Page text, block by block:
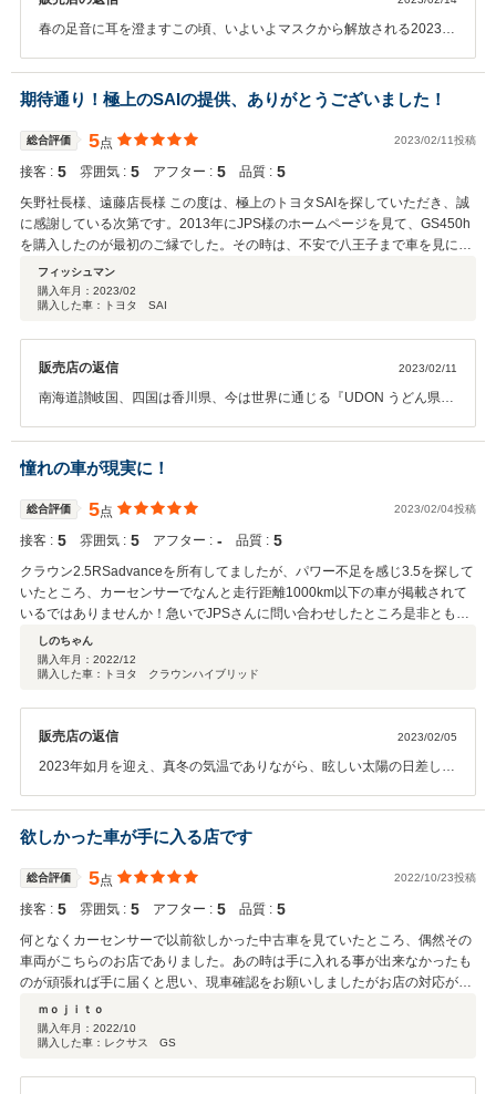
からに大きな自信に代えさせて頂けます。今日より明日へ!! これから
も真面目に真摯にひたむきに頑張って参ります。Dr.A先生、奥様、今
す。そしてA先生と奥様がお揃いになりまして、毎日楽しく快適に、
に×2ありがとうございました。しばしの間ですがこれにて一旦失礼致
します。またのお声掛けをスタッフ一同でお待ちしております。JPS
10日までお店はお休みだと知らずに何度も電話をかけたり、メールで問い合
口一番掲載のＲＸ購入意思があります！現車確認させてください！とお願い
しました。電話に出てくださった事、まさに今思うと遠藤さんとの縁を感じ
ました。結果休み中につながった電話のおかげで商談予約01番をつかみまし
た。正月休み明け改めて電話で最短日で現車確認お願いしました。当日は冷
車しか乗ってこなかったのでカーセンサー第三者車両検査評定：6-AAA（最
高評価認定物）でもやはり中古車だよね？と現車を見るまでは疑ってました
が現車はあれ？新車レベルでした。一通り遠藤さんの説明を聞きながら車を
の周りを1周して妻もこれだったら文句の言いようないね。との事だったの
で即契約お願いしました。納車日当日はプレゼントやサプライズなど心のこ
ン山盛りの現車の新車参考価格を教えてたら驚いていました。RXの実車も
見た事もない妻にも反対されずに購入でき大満足です。次もオートスポット
っていただきありがとうございました。
春の足音に耳を澄ますこの頃、いよいよマスクから解放される2023年
ちは、今心がとっても爽快です。それはひとえに、Y社長様からの光
栄極まるクチコミを拝見したからに他なりません。本当に×2 嬉しいで
す！感激の気持ちでいっぱいです！Y社長様、最愛の素敵な奥様、こ
の度は新しい愛車購入の貴重な機会で、当店と良縁を結んで頂きまし
て誠にありがとうございました。Y社長ご夫妻にお選び頂けた事は、
私たちのこれからの自信に代えることが出来ます。『さぁこれからも
頑張るぞッ!!』そんな気持ちにさせて頂きました。 Y社長様とのご商談
は当店の年末年始休暇を挟ませて頂いたために、Y社長様にはやきも
きとした気持ちを与えてしまったものと思います。Y社長様にお目付
国からも大注目を頂いた当店自慢の1台で御座いました。購入申し込
みが殺到する中、最も早いお申込であったことに加え、Y社長様の誠
店が理想とするお客様（Y社長夫妻）をお迎え出来ることが決まって
も、肝心要の商品（RX450ｈL）がY社長夫妻の理想と合わなければ、
は遠路の所までY社長夫妻がお揃いで足を運んで頂きました。おもて
なしが不足する私たちでは御座いましたが、私たちが理想とするお客
いになれましたぁw(笑)w お互いの気持ちが通じる瞬間、まさに恋愛と
とが沢山ありそうだッて、私たちの新年のスタートはY社長夫妻との
出会いから始まったので、そう思わずにはいられませんでした。そん
んこ嬉し過ぎるコメント』はもう決定的！Y社長様、奥様、こちらこ
そ感謝×感謝です！こちらこそ、当店を選んで買って頂き本当に×2あ
りがとうございました！社主以下スタッフ一同より謹んで心から御礼
を申し上げます。 Y社長夫妻には本来は新車がお似合いと存じ上げて
おりますが、今回の愛車購入の記憶をお忘れになられずに、また是非
×2 お買い得感満点の当店の美しいクルマを、Y社長夫妻の豊かなカー
したいのですがw(笑)w 文字数に限りがございますので、思いの丈をギ
ュッとコンパクトにまとめさせて頂きました。Y社長様、素敵な奥
いませ。私たちはこれからも変わることなく、ご夫妻のご期待に必ず
やお応えして参ります！この度は誠にありがとうございました。 JPS
遠藤
期待通り！極上のSAIの提供、ありがとうございました！
総合評価 5点 2023/02/11投稿
接客 : 5 雰囲気 : 5 アフター : 5 品質 : 5
矢野社長様、遠藤店長様 この度は、極上のトヨタSAIを探していただき、誠
に感謝している次第です。2013年にJPS様のホームページを見て、GS450h
を購入したのが最初のご縁でした。その時は、不安で八王子まで車を見に行
かせていただきました。直接、現車を拝見させて頂き、貴店が高品質な車を
扱う店だと確信しました。それから、これまた極上のRX450hを貴店で購入
させて頂き、現在も大切に乗っています。最初のご縁から、10年の付き合い
に信頼のおけるJPS様に車の手配をお願いしました。実はYさんのトヨタ
WISHもJPS様で購入させていただき、品質、価格、接客面では間違いがな
最後にトヨタSAIに落ち着きましたが、その間、何かと貴店にはお手数をお
かけしました。矢野社長様には、何回もお電話をして、当方の意向を伝えさ
せて頂きましたが、いつもご丁寧で臨機応変な対応をして頂き、気持ちよ
く、購入までのやりとりをすることができました。地元では、決して手に入
ることのないような、内外装ともに高品質なSAIを提供いただいたことに心
フィッシュマン
購入年月： 2023/02
購入した車：トヨタ SAI
販売店の返信 2023/02/11
南海道讃岐国、四国は香川県、今は世界に通じる『UDON うどん県』
めて心からの御礼を申し上げます。そして、「UDON・うどん」や食
品の可能性を未来へ繋げるお役目を果たされる、香川県を代表される
産業技術研究科・M博士を中心とする、当店自慢の顧客各位・素晴ら
しい『最良のお客様の輪』、それは私たちの心が和み癒される関係性
にあり、本当に素晴らしいお付き合いをさせて頂いております。長年
に渡るご愛顧に社を代表して謹んで御礼を申し上げます。M博士、奥
様、Y様、ご友人の皆々様、本当に×2ありがとうございます！御高名
に聞き及ぶM博士は、決してご自身の英知を振りかざすことなく、い
つも私たちに優しく誠実で、いつも私たちの目線に合わせたお話をし
す！感謝×感謝です。時間を忘れる程に楽しいクルマ談義をさせて頂
く中で、この様な所にM博士に筆を入れて頂くことが出来ました。当
り継いでこられたM博士、TOYOTAご愛用の素敵な奥様、そして大切
なご友人Y様は当店が約10年前にお届けをしたToyotaWISHを大切にご
『SAI』！クルマ屋泣かせの新しい愛車をご注文頂きました。今回のY
様の愛車選択には、M博士の鋭い眼光・高いお眼鏡にフィットさせる
やりがいが御座いました。 全てを満足して頂くことが出来なくとも、
と存じております。また素敵なY様の新しいカーライフが有意義なも
のになると勝手ながら確信しております。香川県⇔東京都（680m）
離に居ります。どうか、M先生、これからも、いつまでも、どこまで
も、良き伴侶としてお付き合いを続けさせて下さい。10年越の感謝の
言葉は文字では上手くまとまりませんが...ｗｗ 最後にひと言、『うど
ん県・万歳』＼(^o^)／これからもヨロシクです！
憧れの車が現実に！
総合評価 5点 2023/02/04投稿
接客 : 5 雰囲気 : 5 アフター : ‐ 品質 : 5
クラウン2.5RSadvanceを所有してましたが、パワー不足を感じ3.5を探して
いたところ、カーセンサーでなんと走行距離1000km以下の車が掲載されて
いるではありませんか！急いでJPSさんに問い合わせしたところ是非とも現
物を見てくださいとのことでしたが、こちらは福岡に単身赴任中で・・しか
し思い切って八王子まで足を運んで正解でした。現車は新車並みに綺麗で即
決で契約しました。店長さんは気さくな方で納車まで随時状況を連絡くださ
しのちゃん
購入年月： 2022/12
購入した車：トヨタ クラウンハイブリッド
販売店の返信 2023/02/05
2023年如月を迎え、真冬の気温でありながら、眩しい太陽の日差しが
の心を温めて下さる優しいコメントを頂戴致しました。尊敬するI様か
ら、この度は大変貴重な機会を頂戴しながら、最初から最後まで紳士
的で優しいお振る舞いで接して頂きました。文字には代え難き感謝の
気持ちでいっぱいです。I様、本当に×ありがとうございます。わが国
を代表する世界的な自動車関連メーカー、來る電気自動車の社会実現
の主人公たる超一流企業でご活躍をなさるI様は、全国各地を飛び回り
多忙を極められる中、当店八王子市までご足労を頂きお会いする事が
出来ました。『最高のクルマは、最良のお客様を繋ぐ』。当店創業ス
ローガンのド真ん中を射抜くI様との光栄な出会いとなりました。まさ
が、朗らかにご納車まで過ごせたのは、I様の優しいお心遣いに支えら
れたものと改めて感謝を致しております。どうか今後とも末永くお変
んでお願い申し上げます。文字数に限りがございますので感謝の挨拶
欲しかった車が手に入る店です
総合評価 5点 2022/10/23投稿
接客 : 5 雰囲気 : 5 アフター : 5 品質 : 5
何となくカーセンサーで以前欲しかった中古車を見ていたところ、偶然その
車両がこちらのお店でありました。あの時は手に入れる事が出来なかったも
のが頑張れば手に届くと思い、現車確認をお願いしましたがお店の対応が良
かったです。 「欲しい」という気持ちも理解してくれつつ、購入するかどう
かは冷静に判断を促していただける事は信頼のおけるお店だと思います。 ま
た購入が決めた後はしっかりとサポートして頂き、納得の出来る買い物が出
ｍｏｊｉｔｏ
購入年月： 2022/10
購入した車：レクサス GS